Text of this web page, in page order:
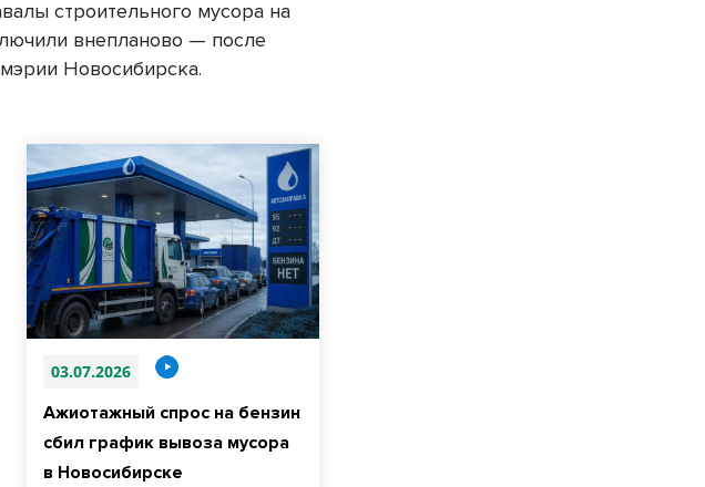
строительного мусора на
внепланово — после
Новосибирска.
03.07.2026
Ажиотажный спрос на бензин
сбил график вывоза мусора
в Новосибирске